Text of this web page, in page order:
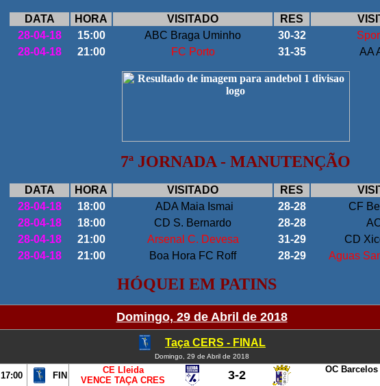
DATA HORA VISITADO RES
28-04-18
15:00 ABC Braga Uminho 30-32
28-04-18
21:00 FC Porto 31-35 AA
7ª JORNADA - MANUTENÇÃO
DATA HORA VISITADO RES
28-04-18
18:00 ADA Maia Ismai 28-28
CF
28-04-18
18:00 CD S. Bernardo 28-28
28-04-18
21:00 Arsenal C. Devesa 31-29
CD
28-04-18
21:00 Boa Hora FC Roff 28-29 Aguas
HÓQUEI EM PATINS
Domingo, 29 de Abril de 2018
Taça CERS - FINAL
Domingo, 29 de Abril de 2018
17:00 FIN
CE Lleida
VENCE TAÇA CRES
3-2 OC Barcelos